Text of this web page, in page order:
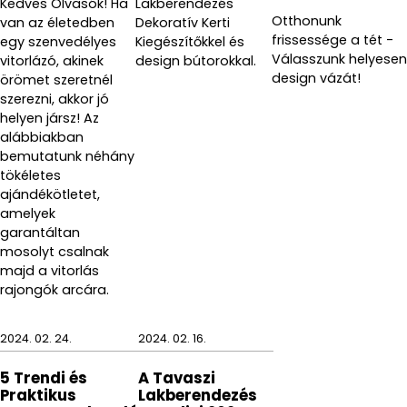
Kedves Olvasók! Ha
van az életedben
egy szenvedélyes
vitorlázó, akinek
örömet szeretnél
szerezni, akkor jó
helyen jársz! Az
alábbiakban
bemutatunk néhány
tökéletes
ajándékötletet,
amelyek
garantáltan
mosolyt csalnak
majd a vitorlás
rajongók arcára.
Lakberendezés
Dekoratív Kerti
Kiegészítőkkel és
design bútorokkal.
Otthonunk
frissessége a tét -
Válasszunk helyesen
design vázát!
2024. 02. 24.
5 Trendi és
Praktikus
2024. 02. 16.
A Tavaszi
Lakberendezés